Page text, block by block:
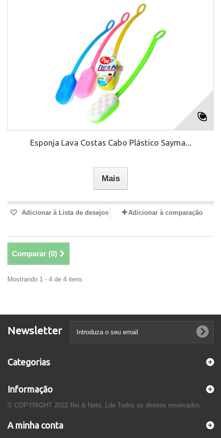
Esponja Lava Costas Cabo Plástico Sayma...
Mais
Adicionar à Lista de desejos Adicionar à comparação
Comparar (0)
Mostrando 1 - 4 de 4 itens
Newsletter
Categorias
Informação
© COPYRIGHT 2022 Rei & Neto, Lda Todos os direitos reservados.
A minha conta